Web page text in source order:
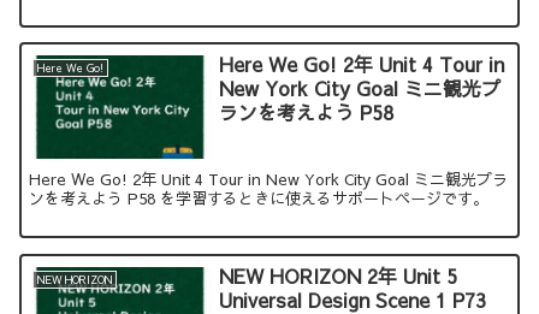
Here We Go!
Here We Go! 2年 Unit 4 Tour in
New York City Goal ミニ観光プ
ランを考えよう P58
Here We Go! 2年 Unit 4 Tour in New York City Goal ミニ観光プラ
ンを考えよう P58 を学習するときに使えるサポートページです。
NEW HORIZON
NEW HORIZON 2年 Unit 5
Universal Design Scene 1 P73